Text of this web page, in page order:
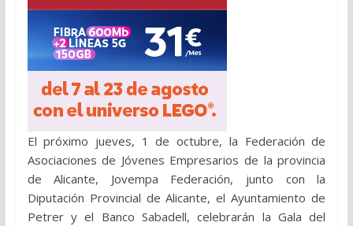
El próximo jueves, 1 de octubre, la Federación de
Asociaciones de Jóvenes Empresarios de la provincia
de Alicante, Jovempa Federación, junto con la
Diputación Provincial de Alicante, el Ayuntamiento de
Petrer y el Banco Sabadell, celebrarán la Gala del